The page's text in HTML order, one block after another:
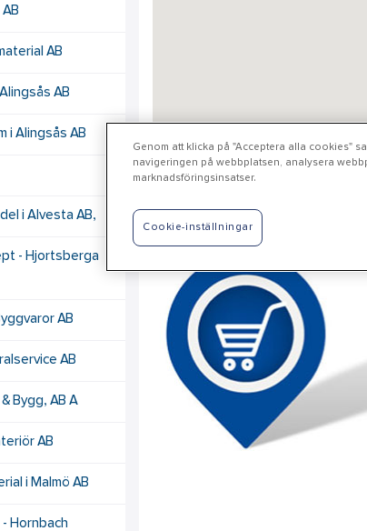
AB
AB
i Alingsås AB
i Alvesta AB,
- Hjortsberga
AB
AB
Bygg, AB A
AB
i Malmö AB
Hornbach
Vara -
Genom att klicka på "Acceptera alla cookies"
navigeringen på webbplatsen, analysera
marknadsföringsinsatser.
Cookie-inställningar